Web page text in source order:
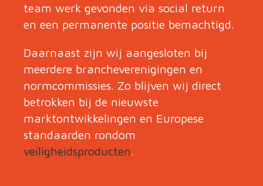
team werk gevonden via social return
en een permanente positie bemachtigd.
Daarnaast zijn wij aangesloten bij
meerdere brancheverenigingen en
normcommissies. Zo blijven wij direct
betrokken bij de nieuwste
marktontwikkelingen en Europese
standaarden rondom
veiligheidsproducten